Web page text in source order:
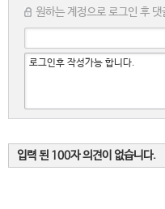
원하는 계정으로 로그인 후
입력 된 100자 의견이 없습니다.